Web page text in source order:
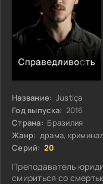
Название: Justiça
Год выпуска: 2016
Страна: Бразилия
Жанр: драма,
Серий: 20
Преподаватель
смириться со